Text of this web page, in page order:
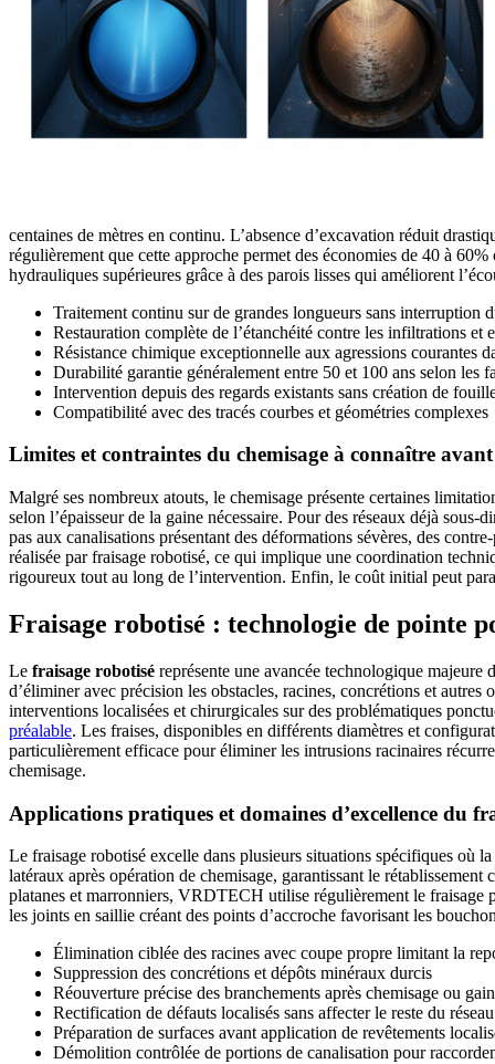
centaines de mètres en continu. L’absence d’excavation réduit
régulièrement que cette approche permet des économies de 40 à
hydrauliques supérieures grâce à des parois lisses qui améliorent
Traitement continu sur de grandes longueurs sans interruption
Restauration complète de l’étanchéité contre les infiltrations et
Résistance chimique exceptionnelle aux agressions courantes
Durabilité garantie généralement entre 50 et 100 ans selon les
Intervention depuis des regards existants sans création de
Compatibilité avec des tracés courbes et géométries complexes
Limites et contraintes du chemisage à connaître
Malgré ses nombreux atouts, le chemisage présente certaines
selon l’épaisseur de la gaine nécessaire. Pour des réseaux déjà
pas aux canalisations présentant des déformations sévères, des
réalisée par fraisage robotisé, ce qui implique une coordination
rigoureux tout au long de l’intervention. Enfin, le coût initial peut
Fraisage robotisé : technologie de pointe
Le fraisage robotisé représente une avancée technologique majeure
d’éliminer avec précision les obstacles, racines, concrétions et
interventions localisées et chirurgicales sur des problématiques
préalable. Les fraises, disponibles en différents diamètres et
particulièrement efficace pour éliminer les intrusions racinaires
chemisage.
Applications pratiques et domaines d’excellence du
Le fraisage robotisé excelle dans plusieurs situations spécifiques où
latéraux après opération de chemisage, garantissant le
platanes et marronniers, VRDTECH utilise régulièrement le fraisage
les joints en saillie créant des points d’accroche favorisant les
Élimination ciblée des racines avec coupe propre limitant la
Suppression des concrétions et dépôts minéraux durcis
Réouverture précise des branchements après chemisage ou
Rectification de défauts localisés sans affecter le reste du réseau
Préparation de surfaces avant application de revêtements
Démolition contrôlée de portions de canalisation pour